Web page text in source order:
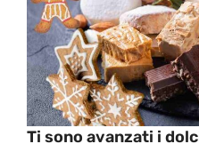
Ti sono avanzati i